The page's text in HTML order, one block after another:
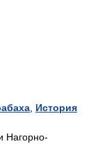
, История
Нагорно-